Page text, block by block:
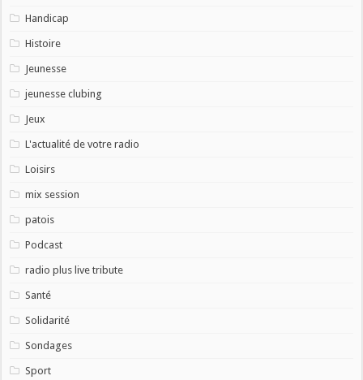
Handicap
Histoire
Jeunesse
jeunesse clubing
Jeux
L'actualité de votre radio
Loisirs
mix session
patois
Podcast
radio plus live tribute
Santé
Solidarité
Sondages
Sport